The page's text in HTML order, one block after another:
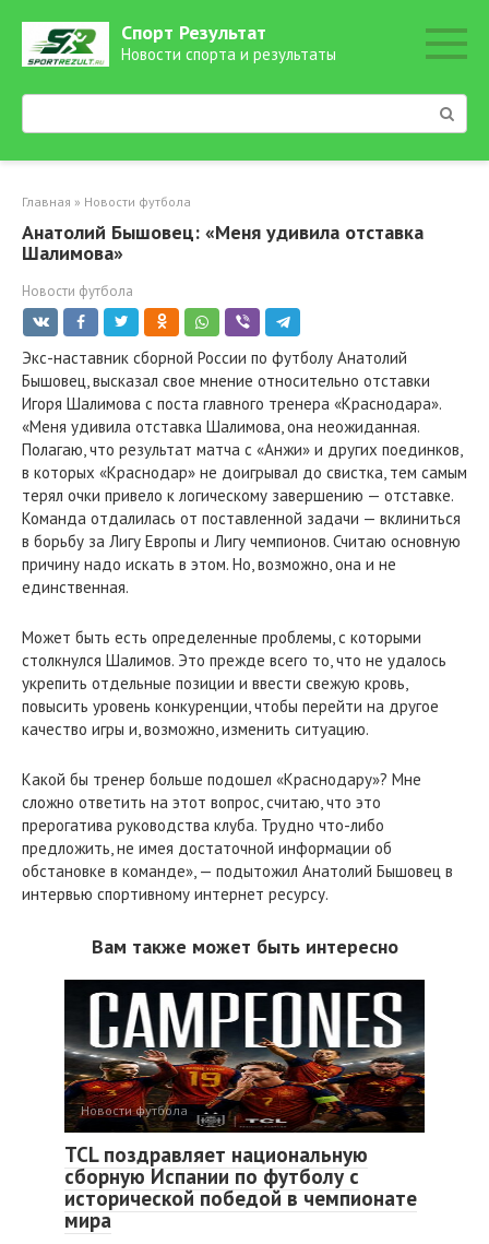
контенту
Спорт Результат
Новости спорта и результаты
Поиск:
Главная » Новости футбола
Анатолий Бышовец: «Меня удивила отставка
Шалимова»
Новости футбола
Экс-наставник сборной России по футболу Анатолий
Бышовец, высказал свое мнение относительно отставки
Игоря Шалимова с поста главного тренера «Краснодара».
«Меня удивила отставка Шалимова, она неожиданная.
Полагаю, что результат матча с «Анжи» и других поединков,
в которых «Краснодар» не доигрывал до свистка, тем самым
терял очки привело к логическому завершению — отставке.
Команда отдалилась от поставленной задачи — вклиниться
в борьбу за Лигу Европы и Лигу чемпионов. Считаю основную
причину надо искать в этом. Но, возможно, она и не
единственная.
Может быть есть определенные проблемы, с которыми
столкнулся Шалимов. Это прежде всего то, что не удалось
укрепить отдельные позиции и ввести свежую кровь,
повысить уровень конкуренции, чтобы перейти на другое
качество игры и, возможно, изменить ситуацию.
Какой бы тренер больше подошел «Краснодару»? Мне
сложно ответить на этот вопрос, считаю, что это
прерогатива руководства клуба. Трудно что-либо
предложить, не имея достаточной информации об
обстановке в команде», — подытожил Анатолий Бышовец в
интервью спортивному интернет ресурсу.
Вам также может быть интересно
Новости футбола
TCL поздравляет национальную
сборную Испании по футболу с
исторической победой в чемпионате
мира